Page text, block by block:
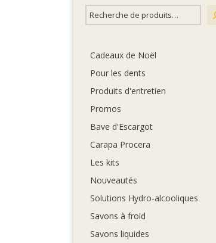
Cadeaux de Noël
Pour les dents
Produits d'entretien
Promos
Bave d'Escargot
Carapa Procera
Les kits
Nouveautés
Solutions Hydro-alcooliques
Savons à froid
Savons liquides